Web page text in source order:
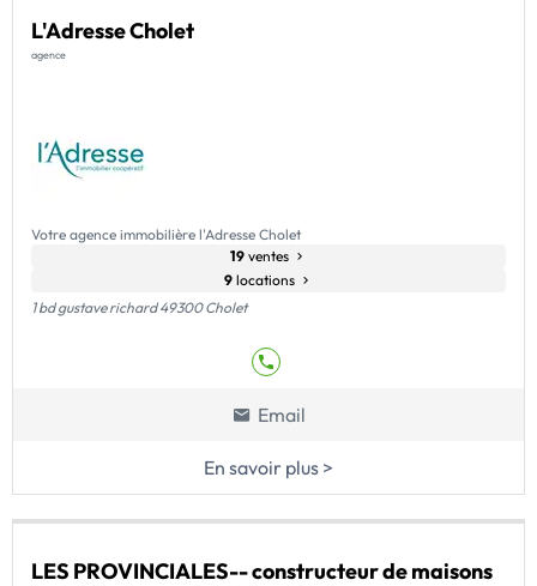
L'Adresse Cholet
agence
Votre agence immobilière l'Adresse Cholet
19 ventes
9 locations
1 bd gustave richard 49300 Cholet
Email
En savoir plus >
LES PROVINCIALES-- constructeur de maisons